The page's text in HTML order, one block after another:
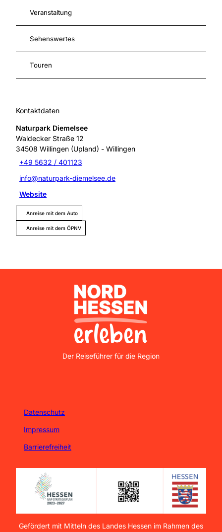
Veranstaltung
Sehenswertes
Touren
Kontaktdaten
Naturpark Diemelsee
Waldecker Straße 12
34508 Willingen (Upland) - Willingen
+49 5632 / 401123
info@naturpark-diemelsee.de
Website
Anreise mit dem Auto
Anreise mit dem ÖPNV
Nordhessen Erleben
Der Reiseführer für die Region
Datenschutz
Impressum
Barrierefreiheit
Gefördert mit Mitteln des Landes Hessen im Rahmen des